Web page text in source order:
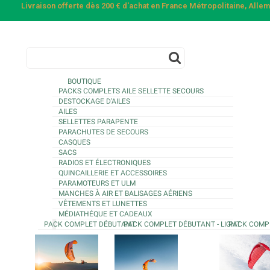
Livraison offerte dès 200 € d'achat en France Métropolitaine,
BOUTIQUE
PACKS COMPLETS AILE SELLETTE SECOURS
DESTOCKAGE D'AILES
AILES
SELLETTES PARAPENTE
PARACHUTES DE SECOURS
CASQUES
SACS
RADIOS ET ÉLECTRONIQUES
QUINCAILLERIE ET ACCESSOIRES
PARAMOTEURS ET ULM
MANCHES À AIR ET BALISAGES AÉRIENS
VÊTEMENTS ET LUNETTES
MÉDIATHÉQUE ET CADEAUX
PACK COMPLET DÉBUTANTPACK COMPLET DÉBUTANT - LIGHT
PACK